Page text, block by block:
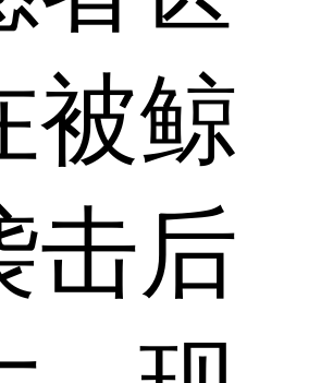
被鲸
击后